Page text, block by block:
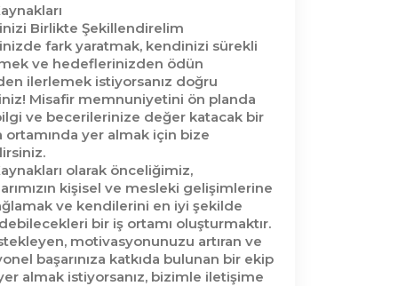
Birlikte Şekillendirelim
fark yaratmak, kendinizi sürekli
ve hedeflerinizden ödün
ilerlemek istiyorsanız doğru
Misafir memnuniyetini ön planda
ve becerilerinize değer katacak bir
ortamında yer almak için bize
olarak önceliğimiz,
kişisel ve mesleki gelişimlerine
ve kendilerini en iyi şekilde
bir iş ortamı oluşturmaktır.
motivasyonunuzu artıran ve
başarınıza katkıda bulunan bir ekip
almak istiyorsanız, bizimle iletişime